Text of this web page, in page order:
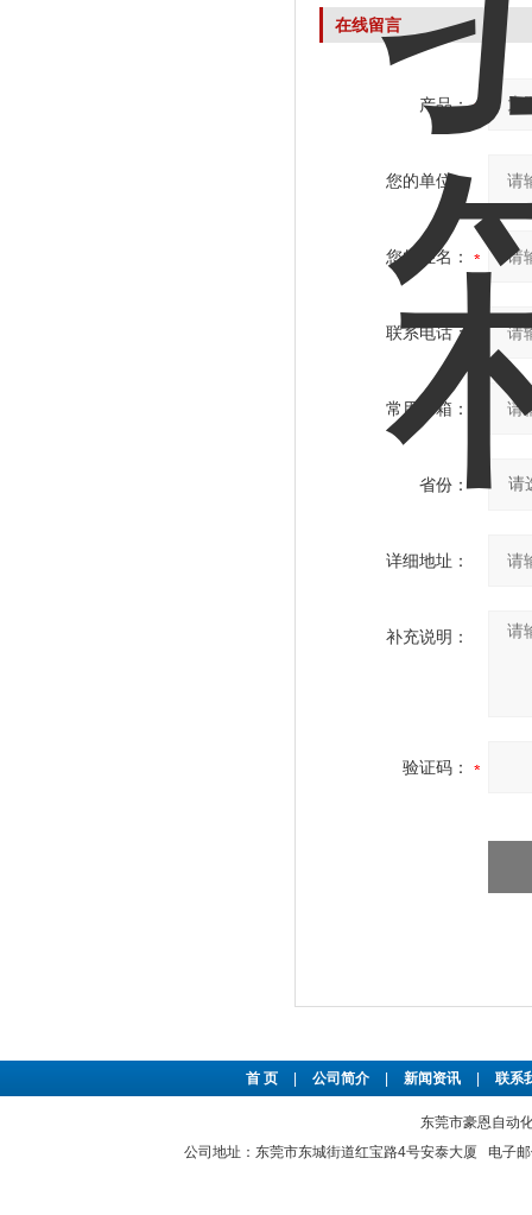
在线留言
产品：
您的单位：
您的姓名：
联系电话：
常用邮箱：
省份：
详细地址：
补充说明：
验证码：
首 页 公司简介 新闻资讯 联系
东莞市豪恩自动
公司地址：东莞市东城街道红宝路4号安泰大厦 电子